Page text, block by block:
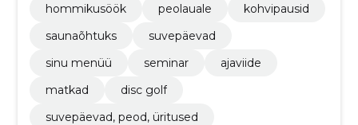
hommikusöök
peolauale
kohvipausid
saunaõhtuks
suvepäevad
sinu menüü
seminar
ajaviide
matkad
disc golf
suvepäevad, peod, üritused